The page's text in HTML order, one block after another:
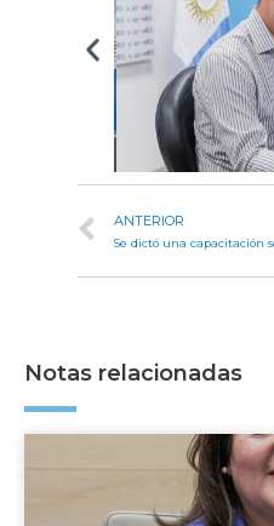
ANTERIOR
Notas relacionadas